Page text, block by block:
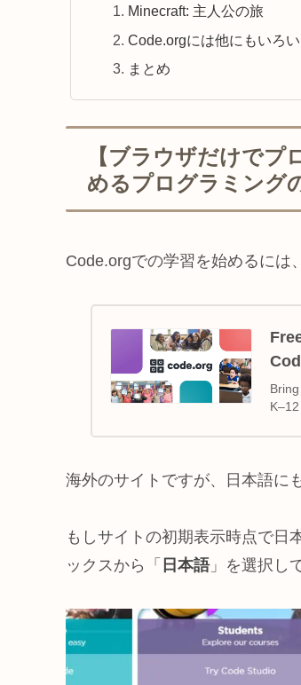
Minecraft: 主人公の旅
Code.orgには他にもいろい
まとめ
【ブラウザだけで
めるプログラミング
Code.orgでの学習を始めるには
海外のサイトですが、日本語に
もしサイトの初期表示時点で日
ックスから「 日本語」を選択し